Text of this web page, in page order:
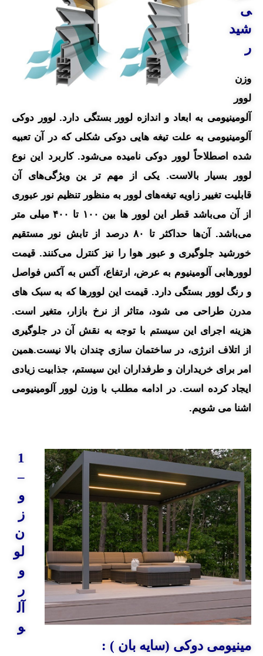
ی
شید
ر
وزن
لوور
آلومینیومی به ابعاد و اندازه لوور بستگی دارد. لوور دوکی
آلومینیومی به علت تیغه‌ هایی دوکی شکلی که در آن تعبیه
شده اصطلاحاً لوور دوکی نامیده می‌شود. کاربرد این نوع
لوور بسیار بالاست. یکی از مهم‌ تر ین ویژگی‌های آن
قابلیت تغییر زاویه تیغه‌های لوور به منظور تنظیم نور عبوری
از آن می‌باشد قطر این لوور ها بین ۱۰۰ تا ۴۰۰ میلی متر
می‌باشد. آن‌ها حداکثر تا ۸۰ درصد از تابش نور مستقیم
خورشید جلوگیری و عبور هوا را نیز کنترل می‌کنند. قیمت
لوورهابی آلومینیوم به عرض، ارتفاع، آکس به آکس فواصل
و رنگ لوور بستگی دارد. قیمت این لوورها که به سبک های
مدرن طراحی می شود، متاثر از نرخ بازار، متغیر است.
هزینه اجرای این سیستم با توجه به نقش آن در جلوگیری
از اتلاف انرژی، در ساختمان سازی چندان بالا نیست.همین
امر برای خریداران و طرفداران این سیستم، جذابیت زیادی
ایجاد کرده است. در ادامه مطلب با وزن لوور آلومینیومی
اشنا می شویم.
1
–
و
ز
ن
لو
و
ر
آل
و
مینیومی دوکی (سایه بان ) :